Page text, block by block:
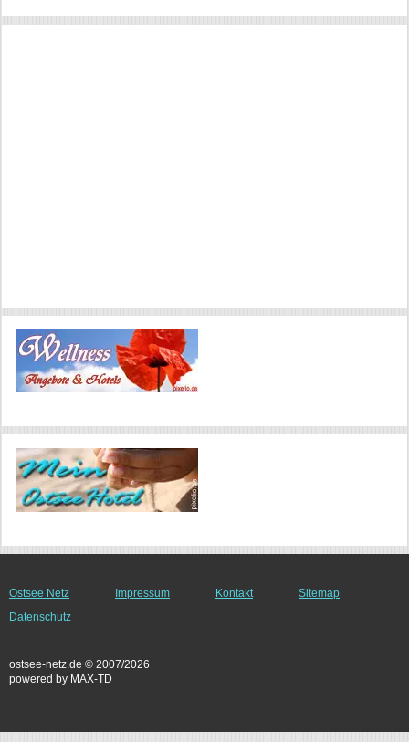
Ostsee Netz Impressum Kontakt
Sitemap
Datenschutz
ostsee-netz.de © 2007/2026
powered by MAX-TD